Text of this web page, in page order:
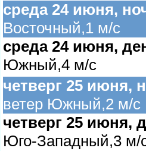
среда 24 июня,
осточный,1 м/с
среда 24 июня,
Южный,4 м/с
четверг 25 июня,
етер Южный,2 м/с
четверг 25 июня,
Юго-Западный,3 м/